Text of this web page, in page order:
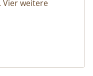
Vier weitere